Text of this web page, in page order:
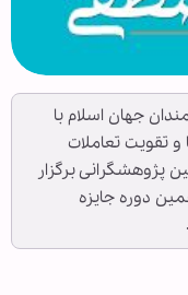
جهان اسلام با
تقویت تعاملات
پژوهشگرانی برگزار
دوره جایزه